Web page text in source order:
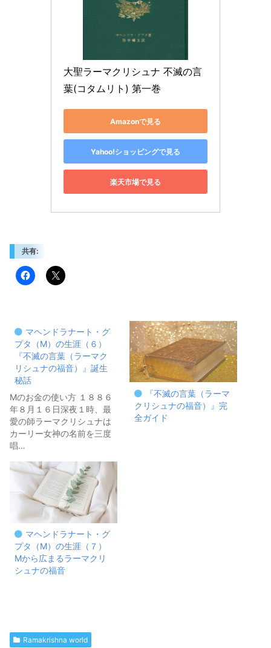
大聖ラーマクリシュナ 不滅の言
葉(コタムリト) 第一巻
Amazonで見る
Yahoo!ショッピングで見る
楽天市場で見る
共有:
マヘンドラナート・グ
プタ（M）の生涯（６）
『不滅の言葉（ラーマク
リシュナの福音）』誕生
秘話
Mのお金の使い方 １８８６
年８月１６日深夜１時、最
愛の師ラーマクリシュナは
カーリー女神の名前を三度
唱…
『不滅の言葉（ラーマ
クリシュナの福音）』完
全ガイド
マヘンドラナート・グ
プタ（M）の生涯（７）
Mから広まるラーマクリ
シュナの福音
Ramakrishna world